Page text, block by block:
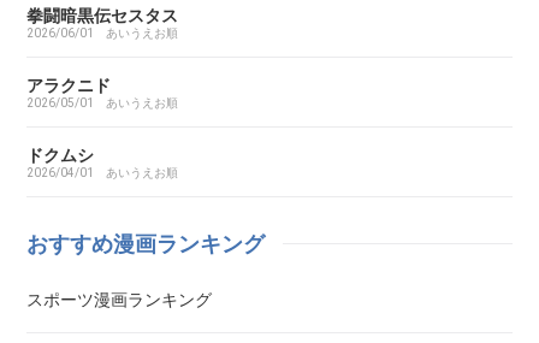
アイシールド21
I’S（アイズ）
拳闘暗黒伝セスタス
2026/06/01 あいうえお順
アラクニド
2026/05/01 あいうえお順
ドクムシ
2026/04/01 あいうえお順
おすすめ漫画ランキング
スポーツ漫画ランキング